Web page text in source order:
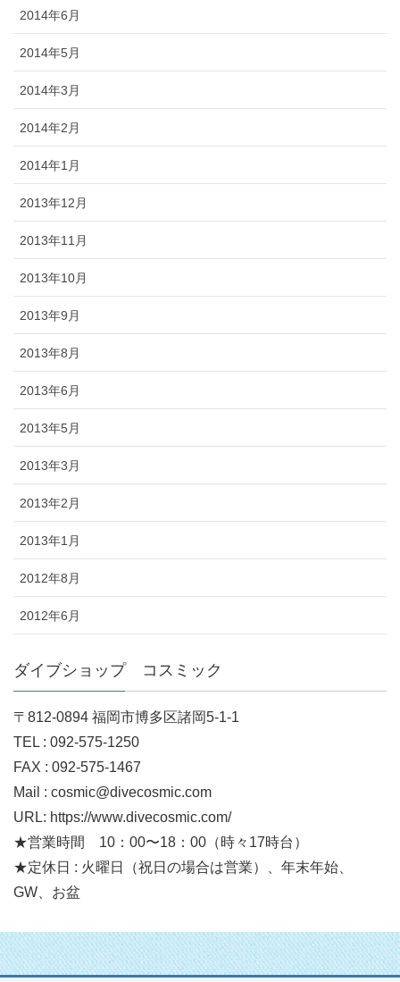
2014年6月
2014年5月
2014年3月
2014年2月
2014年1月
2013年12月
2013年11月
2013年10月
2013年9月
2013年8月
2013年6月
2013年5月
2013年3月
2013年2月
2013年1月
2012年8月
2012年6月
ダイブショップ コスミック
〒812-0894 福岡市博多区諸岡5-1-1
TEL : 092-575-1250
FAX : 092-575-1467
Mail : cosmic@divecosmic.com
URL: https://www.divecosmic.com/
★営業時間 10：00〜18：00（時々17時台）
★定休日 : 火曜日（祝日の場合は営業）、年末年始、
GW、お盆